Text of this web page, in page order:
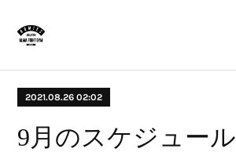
2021.08.26 02:02
9月のスケジュール